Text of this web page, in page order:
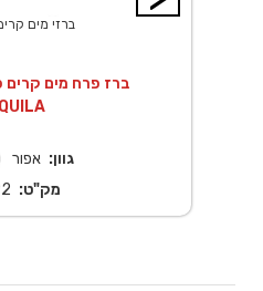
ברזי מים
ברז פרח מים קרים
גוון: אפור
מק"ט: